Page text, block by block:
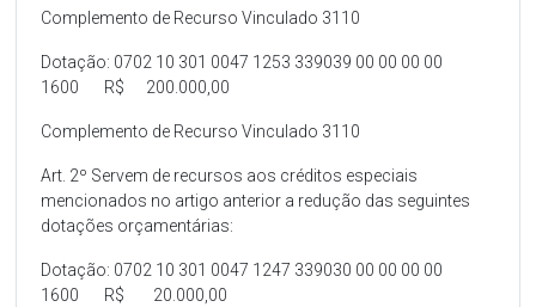
Complemento de Recurso Vinculado 3110
Dotação: 0702 10 301 0047 1253 339039 00 00 00 00
1600 R$ 200.000,00
Complemento de Recurso Vinculado 3110
Art. 2º Servem de recursos aos créditos especiais
mencionados no artigo anterior a redução das seguintes
dotações orçamentárias:
Dotação: 0702 10 301 0047 1247 339030 00 00 00 00
1600 R$ 20.000,00